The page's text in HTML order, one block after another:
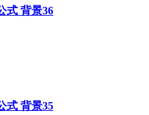
式 背景36
式 背景35